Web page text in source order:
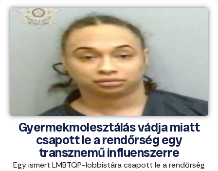
Gyermekmolesztálás vádja miatt
csapott le a rendőrség egy
transznemű influenszerre
Egy ismert LMBTQP-lobbistára csapott le a rendőrség